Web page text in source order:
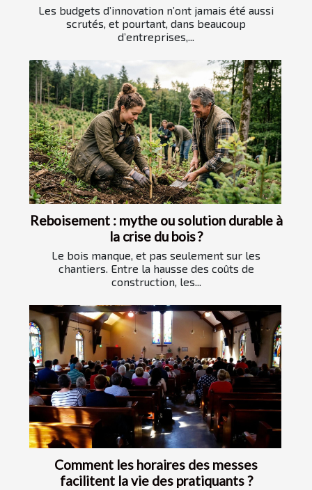
Les budgets d’innovation n’ont jamais été aussi
scrutés, et pourtant, dans beaucoup
d’entreprises,...
Reboisement : mythe ou solution durable à
la crise du bois ?
Le bois manque, et pas seulement sur les
chantiers. Entre la hausse des coûts de
construction, les...
Comment les horaires des messes
facilitent la vie des pratiquants ?